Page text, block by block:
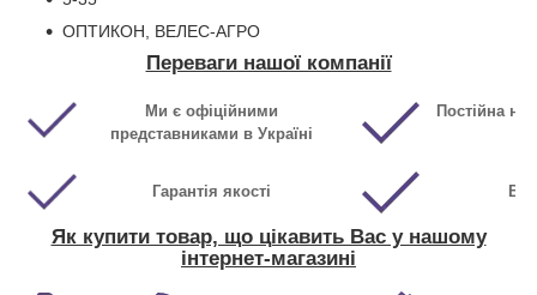
ОПТИКОН, ВЕЛЕС-АГРО
Переваги нашої компанії
Ми є офіційними
представниками в Україні
Постійна
Гарантія якості
Як купити товар, що цікавить Вас у нашому
інтернет-магазині